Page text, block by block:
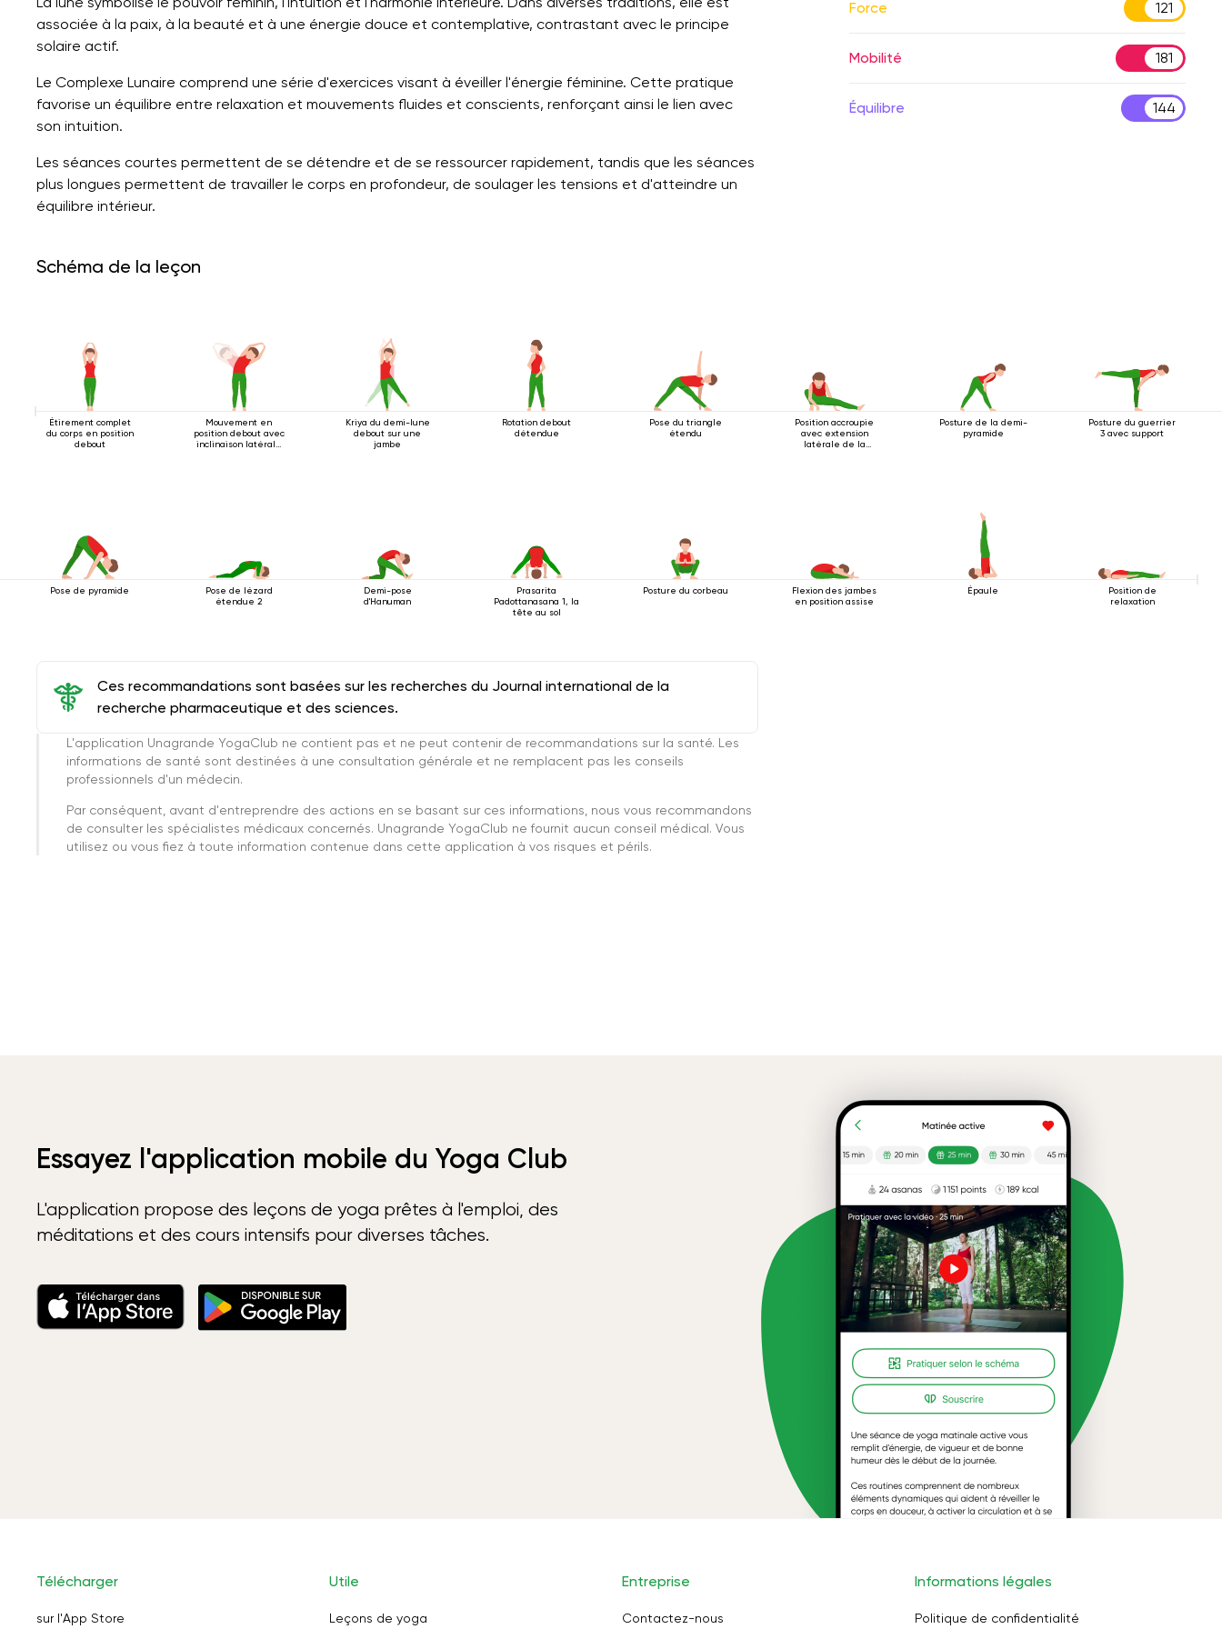
associée à la paix, à la beauté et à une énergie douce et contemplative, contrastant avec le principe
solaire actif.
Le Complexe Lunaire comprend une série d'exercices visant à éveiller l'énergie féminine. Cette pratique
favorise un équilibre entre relaxation et mouvements fluides et conscients, renforçant ainsi le lien avec
son intuition.
Les séances courtes permettent de se détendre et de se ressourcer rapidement, tandis que les séances
plus longues permettent de travailler le corps en profondeur, de soulager les tensions et d'atteindre un
équilibre intérieur.
Force 121
Mobilité 181
Équilibre 144
Schéma de la leçon
Étirement complet
du corps en position
debout
Mouvement en
position debout avec
inclinaison latérale
Kriya du demi-lune
debout sur une
jambe
Rotation debout
détendue
Pose du triangle
étendu
Position accroupie
avec extension
latérale de la
Posture de la demi-
pyramide
Posture du guerrier
3 avec support
Pose de pyramide
Pose de lézard
étendue 2
Demi-pose
d'Hanuman
Prasarita
Padottanasana 1, la
tête au sol
Posture du corbeau
Flexion des jambes
en position assise
Épaule
Position de
relaxation
Ces recommandations sont basées sur les recherches du Journal international de la
recherche pharmaceutique et des sciences.
L'application Unagrande YogaClub ne contient pas et ne peut contenir de recommandations sur la santé. Les
informations de santé sont destinées à une consultation générale et ne remplacent pas les conseils
professionnels d'un médecin.
Par conséquent, avant d'entreprendre des actions en se basant sur ces informations, nous vous recommandons
de consulter les spécialistes médicaux concernés. Unagrande YogaClub ne fournit aucun conseil médical. Vous
utilisez ou vous fiez à toute information contenue dans cette application à vos risques et périls.
Essayez l'application mobile du Yoga Club
L'application propose des leçons de yoga prêtes à l'emploi, des
méditations et des cours intensifs pour diverses tâches.
Télécharger
sur l'App Store
Utile
Leçons de yoga
Entreprise
Contactez-nous
Informations légales
Politique de confidentialité